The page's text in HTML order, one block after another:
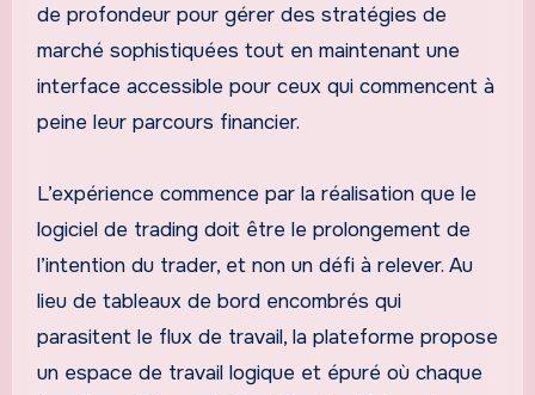
de profondeur pour gérer des stratégies de
marché sophistiquées tout en maintenant une
interface accessible pour ceux qui commencent à
peine leur parcours financier.
L’expérience commence par la réalisation que le
logiciel de trading doit être le prolongement de
l’intention du trader, et non un défi à relever. Au
lieu de tableaux de bord encombrés qui
parasitent le flux de travail, la plateforme propose
un espace de travail logique et épuré où chaque